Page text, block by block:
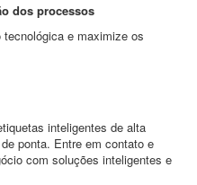
dos processos
tecnológica e maximize os
inteligentes de alta
ponta. Entre em contato e
com soluções inteligentes e